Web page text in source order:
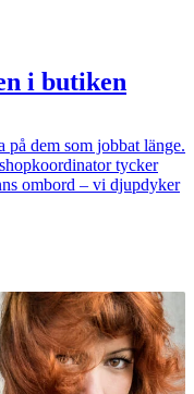
i butiken
dem som jobbat länge.
tycker
ombord – vi djupdyker